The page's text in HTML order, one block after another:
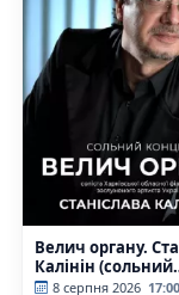
Велич органу.
Калінін (сольний
концерт)
8 серпня 2026 17:00